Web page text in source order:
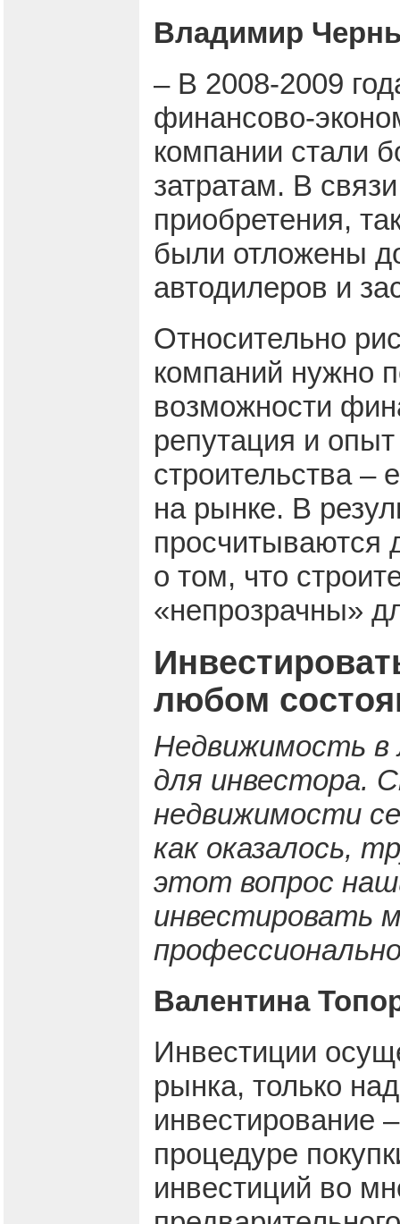
Владимир
– В 2008-2009
финансово-
компании стали
затратам. В
приобретения,
были отложены
автодилеров и
Относительно
компаний нужно
возможности
репутация и
строительства –
на рынке. В
просчитываются
о том, что
«непрозрачны»
любом
Недвижимость в
для инвестора.
недвижимости
как оказалось,
этот вопрос
инвестировать
Валентина
Инвестиции
рынка, только
инвестирование
процедуре
инвестиций во